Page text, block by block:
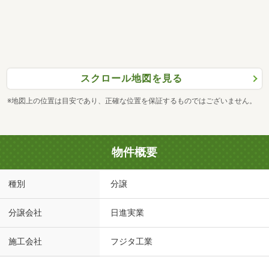
スクロール地図を見る
※地図上の位置は目安であり、正確な位置を保証するものではございません。
物件概要
種別 分譲
分譲会社 日進実業
施工会社 フジタ工業